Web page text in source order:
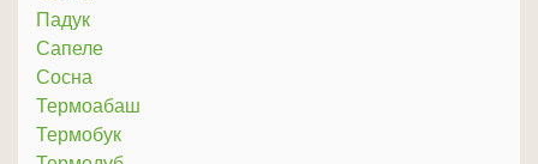
Падук
Сапеле
Сосна
Термоабаш
Термобук